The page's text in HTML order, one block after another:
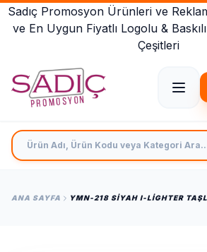
Sadıç Promosyon Ürünleri ve
ve En Uygun Fiyatlı Logolu &
Çeşitleri
Ürün Adı, Ürün Kodu veya Kategori
ANA SAYFA YMN-218 SIYAH I-LIGHTER